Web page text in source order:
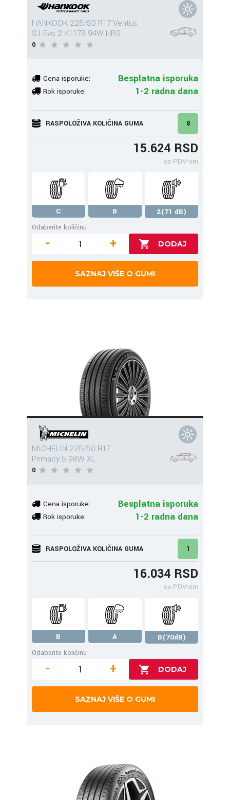
HANKOOK 225/50 R17 Ventus
S1 Evo 2 K117B 94W HRS
0
Cena isporuke: Besplatna isporuka
Rok isporuke: 1-2 radna dana
RASPOLOŽIVA KOLIČINA GUMA 8
15.624 RSD
sa PDV-om
C B
2(71 dB)
Odaberite količinu
- +
SAZNAJ VIŠE O GUMI
MICHELIN 225/50 R17
Primacy 5 98W XL
0
Cena isporuke: Besplatna isporuka
Rok isporuke: 1-2 radna dana
RASPOLOŽIVA KOLIČINA GUMA 1
16.034 RSD
sa PDV-om
B A
B(70dB)
Odaberite količinu
- +
SAZNAJ VIŠE O GUMI